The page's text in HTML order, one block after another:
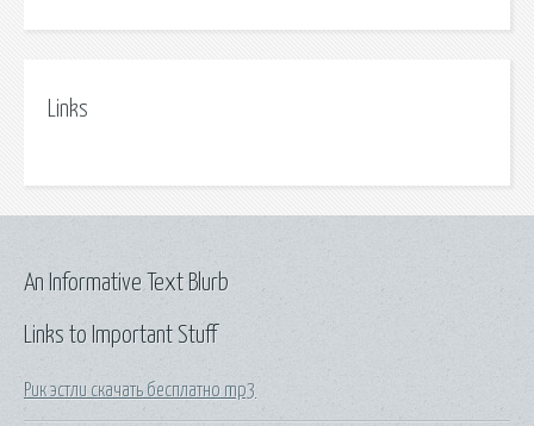
Links
Links to Important Stuff
Рик эстли скачать бесплатно mp3
An Informative Text Blurb